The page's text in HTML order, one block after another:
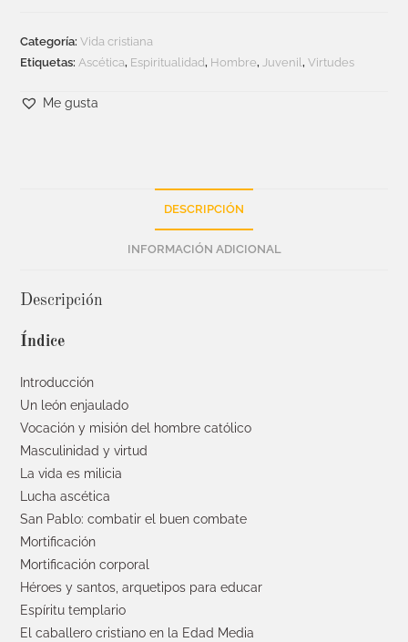
Categoría:Vida cristiana
Etiquetas:Ascética, Espiritualidad, Hombre,Juvenil,Virtudes
Me gusta
DESCRIPCIÓN
INFORMACIÓN ADICIONAL
Descripción
Índice
Introducción
Un león enjaulado
Vocación y misión del hombre católico
Masculinidad y virtud
La vida es milicia
Lucha ascética
San Pablo: combatir el buen combate
Mortificación
Mortificación corporal
Héroes y santos, arquetipos para educar
Espíritu templario
El caballero cristiano en la Edad Media